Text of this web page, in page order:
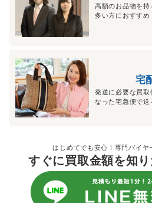
高額のお品物を
多い方におすすめ
宅
発送に必要な買
なった宅急便で送
はじめてでも安心！専門バイヤ
すぐに買取金額を知